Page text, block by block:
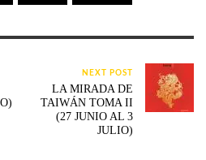
NEXT POST
LA MIRADA DE
TAIWÁN TOMA II
(27 JUNIO AL 3
JULIO)